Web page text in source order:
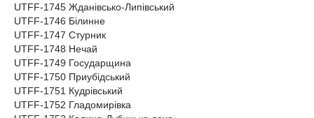
UTFF-1745 Жданівсько-Липівський
UTFF-1746 Білинне
UTFF-1747 Стурник
UTFF-1748 Нечай
UTFF-1749 Государщина
UTFF-1750 Приубідський
UTFF-1751 Кудрівський
UTFF-1752 Гладомирівка